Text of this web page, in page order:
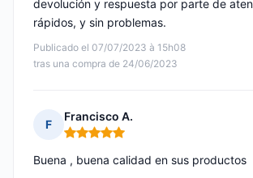
Publicado el 07/07/2023 à 15h08
tras una compra de 24/06/2023
devolución y respuesta por parte de
rápidos, y sin problemas.
F
Francisco A.
Nota: 5 de 5
Buena , buena calidad en sus productos